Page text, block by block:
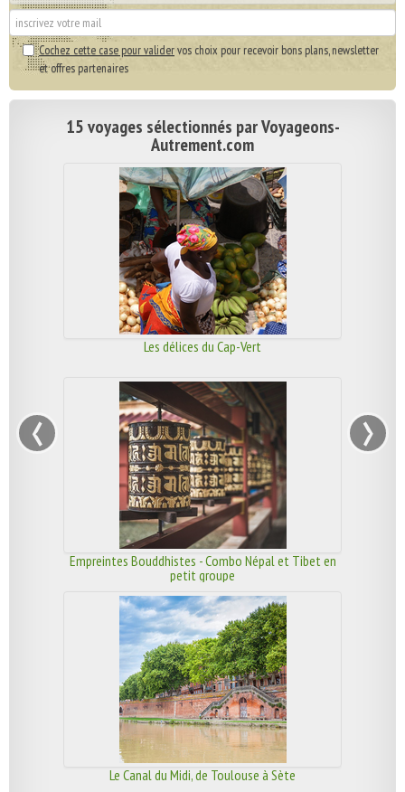
Cochez cette case pour validervos choix pour recevoir bons plans, newsletter
et offres partenaires
15 voyages sélectionnés par Voyageons-
Autrement.com
Les délices du Cap-Vert
Empreintes Bouddhistes - Combo Népal et Tibet en
petit groupe
Le Canal du Midi, de Toulouse à Sète
‹ ›